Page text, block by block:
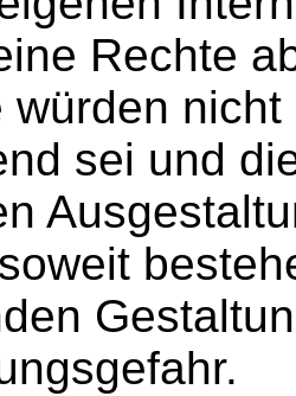
Rechte
nicht
sei und